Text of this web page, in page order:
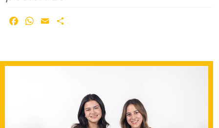
Facebook
WhatsApp
Email